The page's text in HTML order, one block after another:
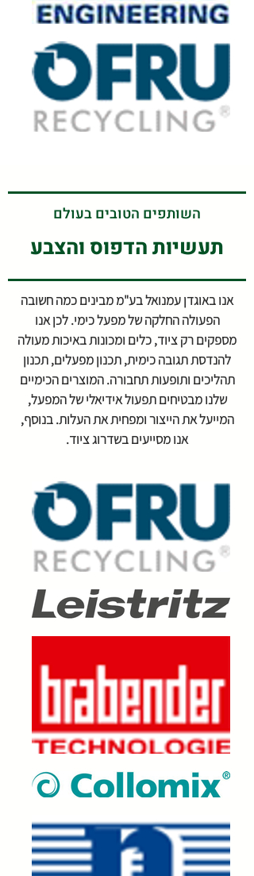
השותפים הטובים בעולם
תעשיות הדפוס והצבע
אנו באוגדן עמנואל בע"מ מבינים כמה חשובה
הפעולה החלקה של מפעל כימי. לכן אנו
מספקים רק ציוד, כלים ומכונות באיכות מעולה
להנדסת תגובה כימית, תכנון מפעלים, תכנון
תהליכים ותופעות תחבורה. המוצרים הכימיים
שלנו מבטיחים תפעול אידיאלי של המפעל,
המייעל את הייצור ומפחית את העלות. בנוסף,
אנו מסייעים בשדרוג ציוד.